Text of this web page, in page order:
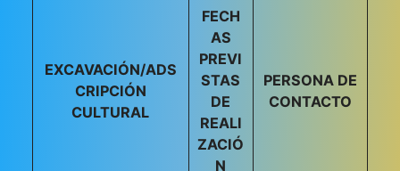
EXCAVACIÓN/ADS
CRIPCIÓN
CULTURAL
FECH
AS
PREVI
STAS
DE
REALI
ZACIÓ
N
PERSONA DE
CONTACTO